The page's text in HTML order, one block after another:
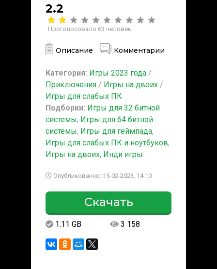
2.2
Проголосовало 63 человек
Описание Комментарии
Категория: Игры 2023 года /
Приключения / Игры на двоих /
Игры для слабых ПК
Подборки: Игры для 32 битной
системы, Игры для 64 битной
системы, Игры для геймпада,
Игры для слабых ПК и ноутбуков,
Игры на двоих, Инди игры
Опубликованно: 15-02-2023, 14:10
Скачать
1.11 GB 3 158